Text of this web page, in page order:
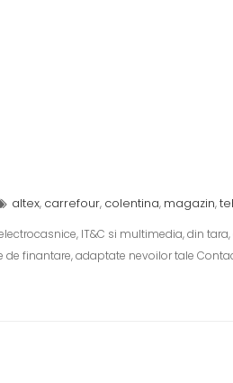
altex, carrefour, colentina, magazin,
IT&C si multimedia, din
finantare, adaptate nevoilor tale